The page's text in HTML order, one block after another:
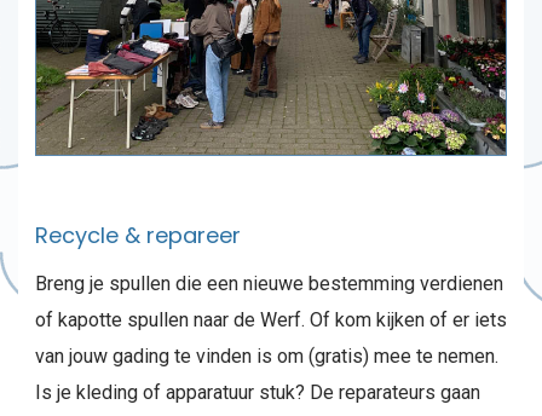
Recycle & repareer
Breng je spullen die een nieuwe bestemming verdienen
of kapotte spullen naar de Werf. Of kom kijken of er iets
van jouw gading te vinden is om (gratis) mee te nemen.
Is je kleding of apparatuur stuk? De reparateurs gaan